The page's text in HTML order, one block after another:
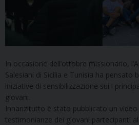
In occasione dell’ottobre missionario,
Salesiani di Sicilia e Tunisia ha pensato
iniziative di sensibilizzazione sui i
giovani.
Innanzitutto è stato pubblicato un video
testimonianze dei giovani partecipanti